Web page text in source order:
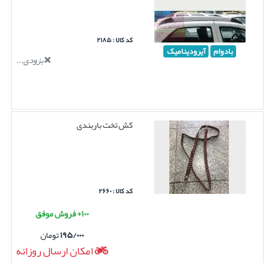
بادوام آیرودینامیک
کد کالا : ۲۱۸۵
بزودی...
کش تخت باربندی
کد کالا : ۲۶۶۰
۱۰۰+ فروش موفق
۱۹۵/۰۰۰تومان
امکان ارسال روزانه